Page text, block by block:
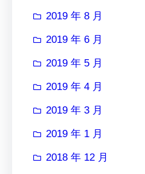
2019 年 8 月
2019 年 6 月
2019 年 5 月
2019 年 4 月
2019 年 3 月
2019 年 1 月
2018 年 12 月